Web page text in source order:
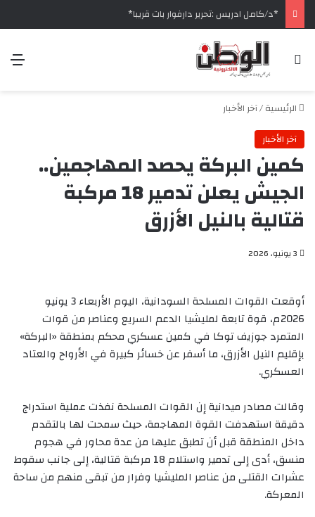
‏*د/كامل ادريس :تحرير دارفوار بات قريبا*
بحث عن
الرئيسية/آخر الأخبار
آخر الأخبار
كمين البركة يحصد المهاجمين..
الجيش يعلن تدمير 18 مركبة
قتالية بالنيل الأزرق
3 يونيو، 2026
أوقعت القوات المسلحة السودانية، اليوم الأربعاء 3 يونيو
2026م، قوة تابعة لمليشيا الدعم السريع وعناصر من قوات
المتمرد جوزيف توكا في كمين عسكري محكم بمنطقة «البركة»
بإقليم النيل الأزرق، ما أسفر عن خسائر كبيرة في الأرواح والعتاد
العسكري.
‏وقالت مصادر ميدانية إن القوات المسلحة نفذت عملية استدراج
دقيقة استهدفت القوة المهاجمة، حيث سمحت لها بالتقدم
داخل المنطقة قبل أن تطبق عليها من عدة محاور في هجوم
منسق، أدى إلى تدمير واستلام 18 مركبة قتالية، إلى جانب سقوط
عشرات القتلى من عناصر المليشيا وفرار من تبقى منهم من ساحة
المعركة.